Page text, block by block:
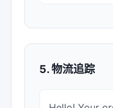
5. 物流追踪